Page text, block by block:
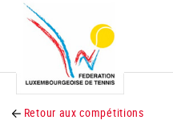
Retour aux compétitions